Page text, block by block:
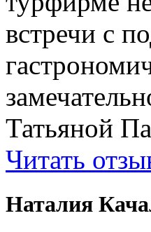
встречи с
Татьяной
Читать
Наталия